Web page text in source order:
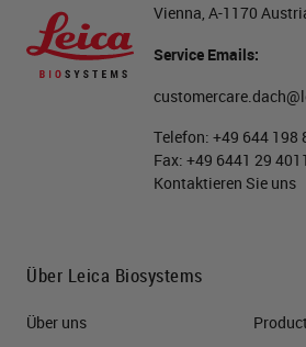
Vienna, A-1170
Service Emails:
Telefon:+49 644 198
Fax:+49 6441 29 4011
Kontaktieren Sie uns
Über Leica Biosystems
Über uns